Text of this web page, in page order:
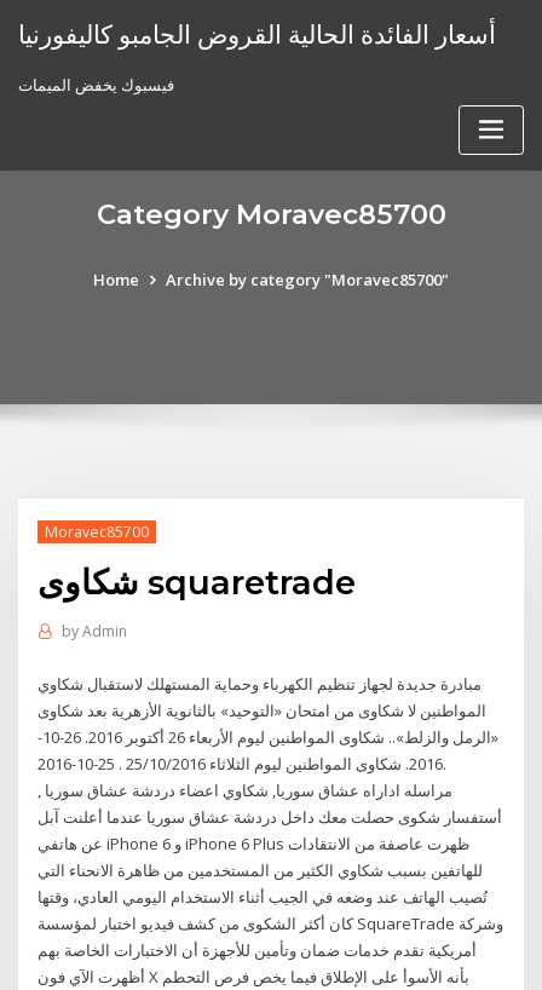
أسعار الفائدة الحالية القروض الجامبو كاليفورنيا
فيسبوك يخفض الميمات
Category Moravec85700
Home Archive by category "Moravec85700"
Moravec85700
شكاوى squaretrade
byAdmin
مبادرة جديدة لجهاز تنظيم الكهرباء وحماية المستهلك لاستقبال شكاوي
المواطنين لا شكاوى من امتحان «التوحيد» بالثانوية الأزهرية بعد شكاوى
«الرمل والزلط».. شكاوى المواطنين ليوم الأربعاء 26 أكتوبر 2016. 26-10-
2016. شكاوى المواطنين ليوم الثلاثاء 25/10/2016 . 25-10-2016.
مراسله اداراه عشاق سوريا, شكاوي اعضاء دردشة عشاق سوريا ,
أستفسار شكوى حصلت معك داخل دردشة عشاق سوريا عندما أعلنت آبل
عن هاتفي iPhone 6 و iPhone 6 Plus ظهرت عاصفة من الانتقادات
للهاتفين بسبب شكاوي الكثير من المستخدمين من ظاهرة الانحناء التي
تُصيب الهاتف عند وضعه في الجيب أثناء الاستخدام اليومي العادي، وقتها
كان أكثر الشكوى من كشف فيديو اختبار لمؤسسة SquareTrade وشركة
أمريكية تقدم خدمات ضمان وتأمين للأجهزة أن الاختبارات الخاصة بهم
أظهرت الآي فون X بأنه الأسوأ على الإطلاق فيما يخص فرص التحطم